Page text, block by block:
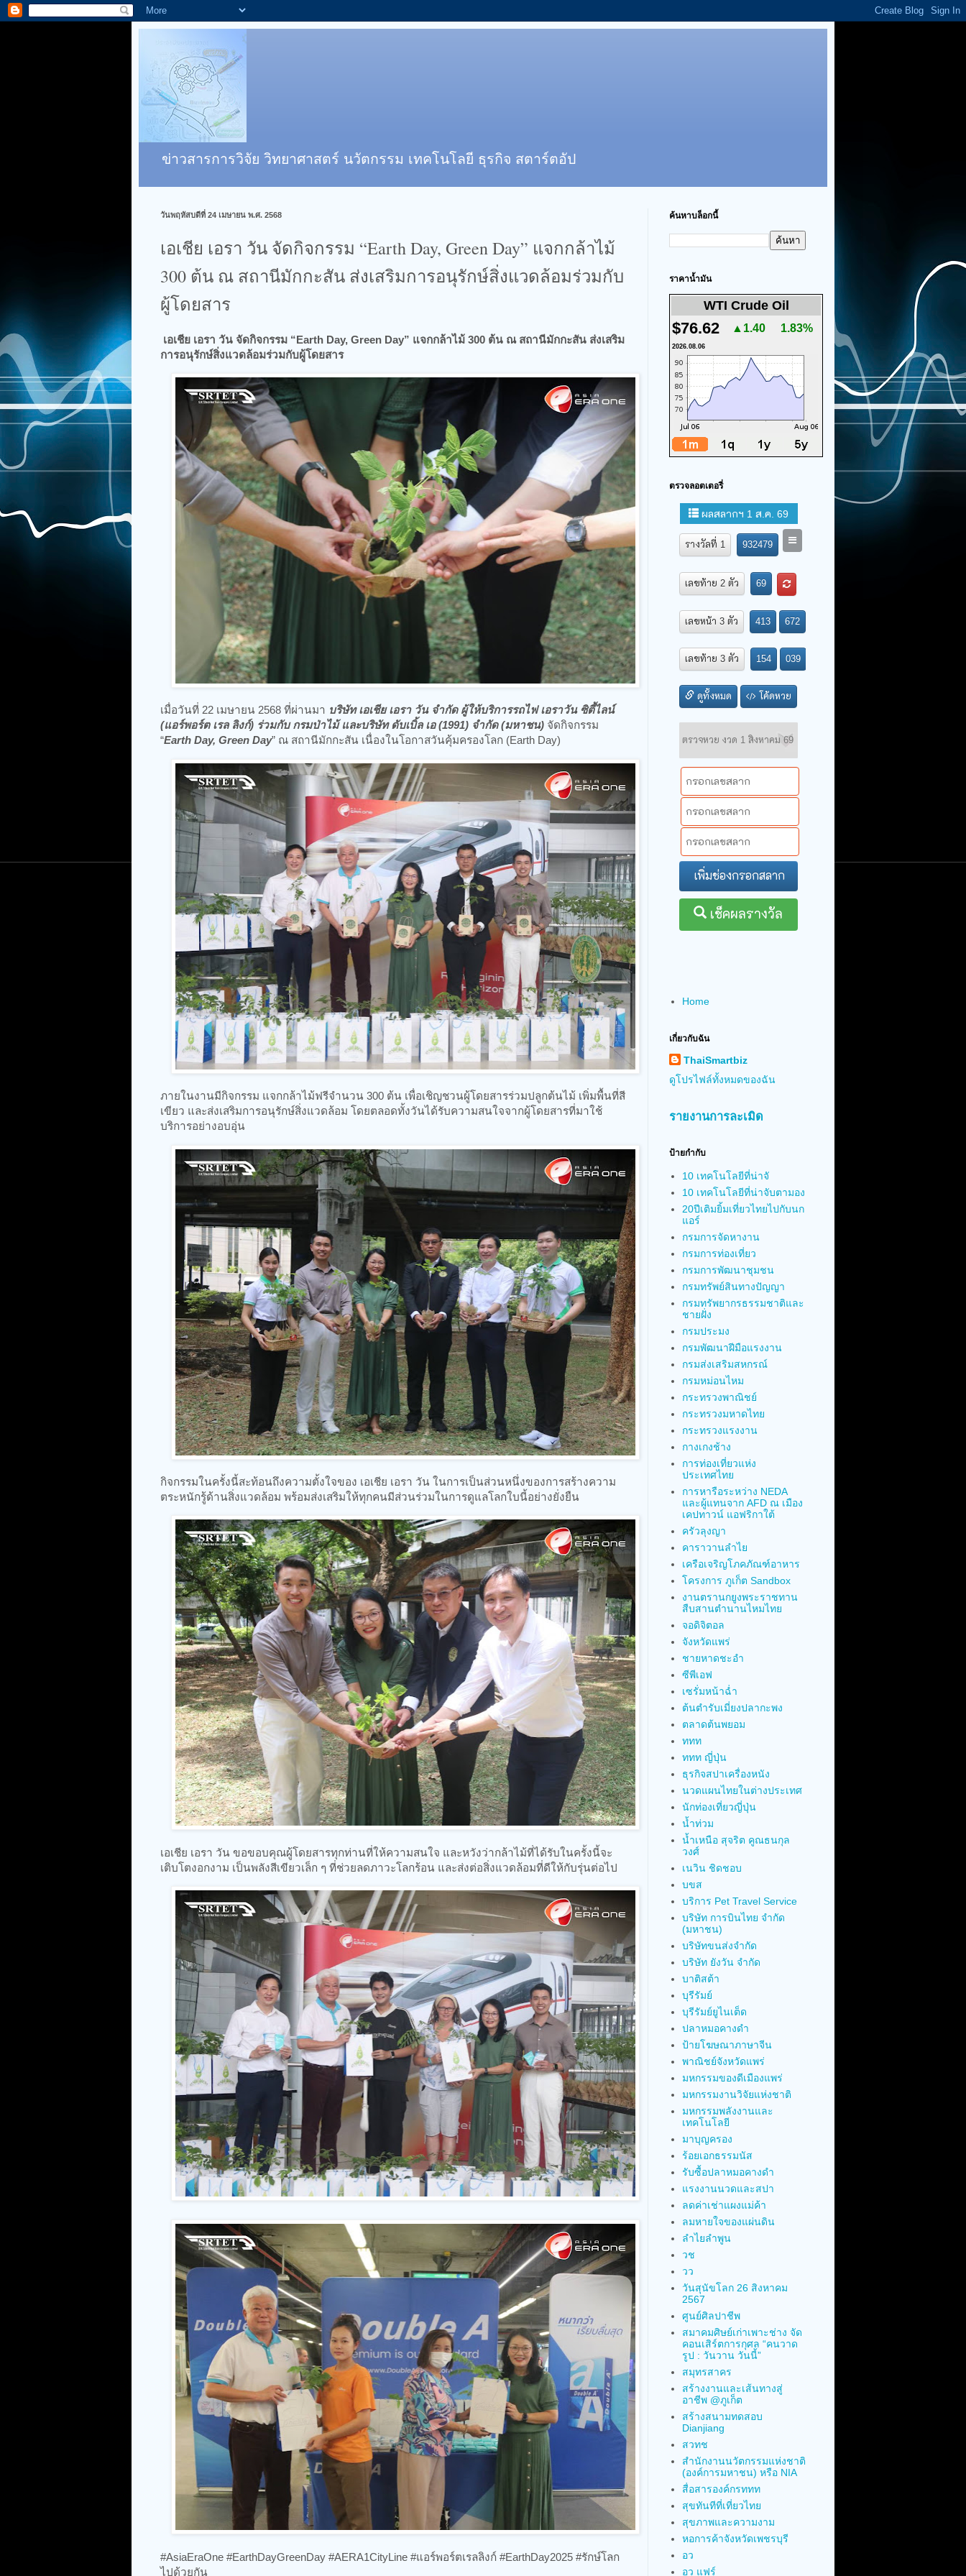
ข่าวสารการวิจัย วิทยาศาสตร์ นวัตกรรม เทคโนโลยี ธุรกิจ สตาร์ตอัป
วันพฤหัสบดีที่ 24 เมษายน พ.ศ. 2568
เอเชีย เอรา วัน จัดกิจกรรม “Earth Day, Green Day” แจกกล้าไม้
300 ต้น ณ สถานีมักกะสัน ส่งเสริมการอนุรักษ์สิ่งแวดล้อมร่วมกับ
ผู้โดยสาร
เอเชีย เอรา วัน จัดกิจกรรม “Earth Day, Green Day” แจกกล้าไม้ 300 ต้น ณ สถานีมักกะสัน ส่งเสริม
การอนุรักษ์สิ่งแวดล้อมร่วมกับผู้โดยสาร
เมื่อวันที่ 22 เมษายน 2568 ที่ผ่านมา บริษัท เอเชีย เอรา วัน จำกัด ผู้ให้บริการรถไฟ เอราวัน ซิตี้ไลน์
(แอร์พอร์ต เรล ลิงก์) ร่วมกับ กรมป่าไม้ และบริษัท ดับเบิ้ล เอ (1991) จำกัด (มหาชน) จัดกิจกรรม
“Earth Day, Green Day” ณ สถานีมักกะสัน เนื่องในโอกาสวันคุ้มครองโลก (Earth Day)
ภายในงานมีกิจกรรม แจกกล้าไม้ฟรีจำนวน 300 ต้น เพื่อเชิญชวนผู้โดยสารร่วมปลูกต้นไม้ เพิ่มพื้นที่สี
เขียว และส่งเสริมการอนุรักษ์สิ่งแวดล้อม โดยตลอดทั้งวันได้รับความสนใจจากผู้โดยสารที่มาใช้
บริการอย่างอบอุ่น
กิจกรรมในครั้งนี้สะท้อนถึงความตั้งใจของ เอเชีย เอรา วัน ในการเป็นส่วนหนึ่งของการสร้างความ
ตระหนักรู้ด้านสิ่งแวดล้อม พร้อมส่งเสริมให้ทุกคนมีส่วนร่วมในการดูแลโลกใบนี้อย่างยั่งยืน
เอเชีย เอรา วัน ขอขอบคุณผู้โดยสารทุกท่านที่ให้ความสนใจ และหวังว่ากล้าไม้ที่ได้รับในครั้งนี้จะ
เติบโตงอกงาม เป็นพลังสีเขียวเล็ก ๆ ที่ช่วยลดภาวะโลกร้อน และส่งต่อสิ่งแวดล้อมที่ดีให้กับรุ่นต่อไป
#AsiaEraOne #EarthDayGreenDay #AERA1CityLine #แอร์พอร์ตเรลลิงก์ #EarthDay2025 #รักษ์โลก
ไปด้วยกัน
ค้นหาบล็อกนี้
ราคาน้ำมัน
WTI Crude Oil
$76.62 ▲1.40 1.83%
2026.08.06
ตรวจลอตเตอรี่
Home
เกี่ยวกับฉัน
ThaiSmartbiz
ดูโปรไฟล์ทั้งหมดของฉัน
รายงานการละเมิด
ป้ายกำกับ
10 เทคโนโลยีที่น่าจั
10 เทคโนโลยีที่น่าจับตามอง
20ปีเติมยิ้มเที่ยวไทยไปกับนก
แอร์
กรมการจัดหางาน
กรมการท่องเที่ยว
กรมการพัฒนาชุมชน
กรมทรัพย์สินทางปัญญา
กรมทรัพยากรธรรมชาติและ
ชายฝั่ง
กรมประมง
กรมพัฒนาฝีมือแรงงาน
กรมส่งเสริมสหกรณ์
กรมหม่อนไหม
กระทรวงพาณิชย์
กระทรวงมหาดไทย
กระทรวงแรงงาน
กางเกงช้าง
การท่องเที่ยวแห่ง
ประเทศไทย
การหารือระหว่าง NEDA
และผู้แทนจาก AFD ณ เมือง
เคปทาวน์ แอฟริกาใต้
ครัวลุงญา
คาราวานลำไย
เครือเจริญโภคภัณฑ์อาหาร
โครงการ ภูเก็ต Sandbox
งานตรานกยูงพระราชทาน
สืบสานตำนานไหมไทย
จอดิจิตอล
จังหวัดแพร่
ชายหาดชะอำ
ซีพีเอฟ
เซรั่มหน้าฉ่ำ
ต้นตำรับเมี่ยงปลากะพง
ตลาดต้นพยอม
ททท
ททท ญี่ปุ่น
ธุรกิจสปาเครื่องหนัง
นวดแผนไทยในต่างประเทศ
นักท่องเที่ยวญี่ปุ่น
น้ำท่วม
น้ำเหนือ สุจริต คูณธนกุล
วงศ์
เนวิน ชิดชอบ
บขส
บริการ Pet Travel Service
บริษัท การบินไทย จำกัด
(มหาชน)
บริษัทขนส่งจำกัด
บริษัท ยังวัน จำกัด
บาติสต้า
บุรีรัมย์
บุรีรัมย์ยูไนเต็ด
ปลาหมอคางดำ
ป้ายโฆษณาภาษาจีน
พาณิชย์จังหวัดแพร่
มหกรรมของดีเมืองแพร่
มหกรรมงานวิจัยแห่งชาติ
มหกรรมพลังงานและ
เทคโนโลยี
มาบุญครอง
ร้อยเอกธรรมนัส
รับซื้อปลาหมอคางดำ
แรงงานนวดและสปา
ลดค่าเช่าแผงแม่ค้า
ลมหายใจของแผ่นดิน
ลำไยลำพูน
วช
วว
วันสุนัขโลก 26 สิงหาคม
2567
ศูนย์ศิลปาชีพ
สมาคมศิษย์เก่าเพาะช่าง จัด
คอนเสิร์ตการกุศล “คนวาด
รูป : วันวาน วันนี้”
สมุทรสาคร
สร้างงานและเส้นทางสู่
อาชีพ @ภูเก็ต
สร้างสนามทดสอบ
Dianjiang
สวทช
สำนักงานนวัตกรรมแห่งชาติ
(องค์การมหาชน) หรือ NIA
สื่อสารองค์กรททท
สุขทันทีที่เที่ยวไทย
สุขภาพและความงาม
หอการค้าจังหวัดเพชรบุรี
อว
อว แฟร์